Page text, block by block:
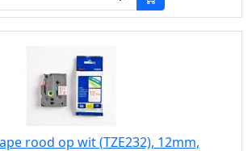
rood op wit (TZE232), 12mm,